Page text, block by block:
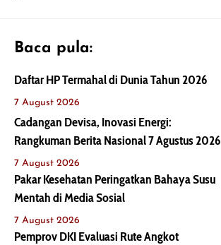
Baca pula:
Daftar HP Termahal di Dunia Tahun 2026
7 August 2026
Cadangan Devisa, Inovasi Energi:
Rangkuman Berita Nasional 7 Agustus 2026
7 August 2026
Pakar Kesehatan Peringatkan Bahaya Susu
Mentah di Media Sosial
7 August 2026
Pemprov DKI Evaluasi Rute Angkot